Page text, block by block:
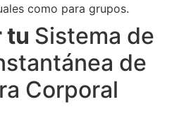
como para grupos.
tu Sistema de
de
Corporal